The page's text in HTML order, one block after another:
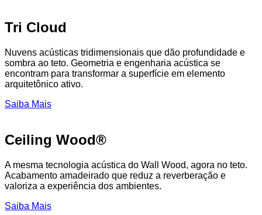
Tri Cloud
Nuvens acústicas tridimensionais que dão profundidade e
sombra ao teto. Geometria e engenharia acústica se
encontram para transformar a superfície em elemento
arquitetônico ativo.
Saiba Mais
Ceiling Wood®
A mesma tecnologia acústica do Wall Wood, agora no teto.
Acabamento amadeirado que reduz a reverberação e
valoriza a experiência dos ambientes.
Saiba Mais